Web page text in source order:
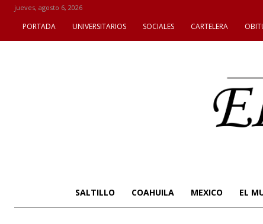
jueves, agosto 6, 2026
PORTADA UNIVERSITARIOS SOCIALES CARTELERA
SALTILLO COAHUILA MEXICO EL